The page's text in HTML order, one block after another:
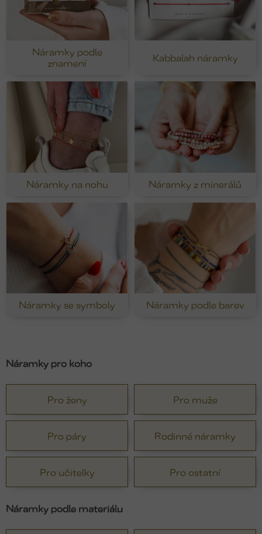
Náramky podle
znamení Kabbalah náramky
Náramky na nohu Náramky z minerálů
Náramky se symboly Náramky podle barev
Náramky pro koho
Pro ženy Pro muže
Pro páry Rodinné náramky
Pro učitelky Pro ostatní
Náramky podle materiálu